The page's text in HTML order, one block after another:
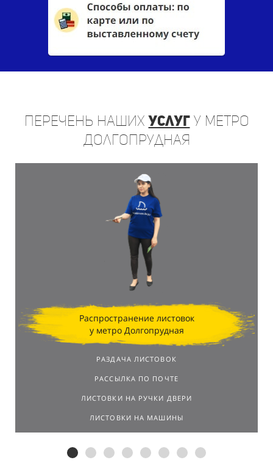
Перечень нашихуслугу метро
Долгопрудная
Распространение листовок
у метро Долгопрудная
РАЗДАЧА ЛИСТОВОК
РАССЫЛКА ПО ПОЧТЕ
ЛИСТОВКИ НА РУЧКИ ДВЕРИ
ЛИСТОВКИ НА МАШИНЫ